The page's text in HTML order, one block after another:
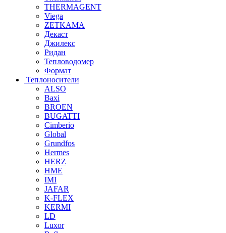
THERMAGENT
Viega
ZETKAMA
Декаст
Джилекс
Ридан
Тепловодомер
Формат
Теплоносители
ALSO
Baxi
BROEN
BUGATTI
Cimberio
Global
Grundfos
Hermes
HERZ
HME
IMI
JAFAR
K-FLEX
KERMI
LD
Luxor